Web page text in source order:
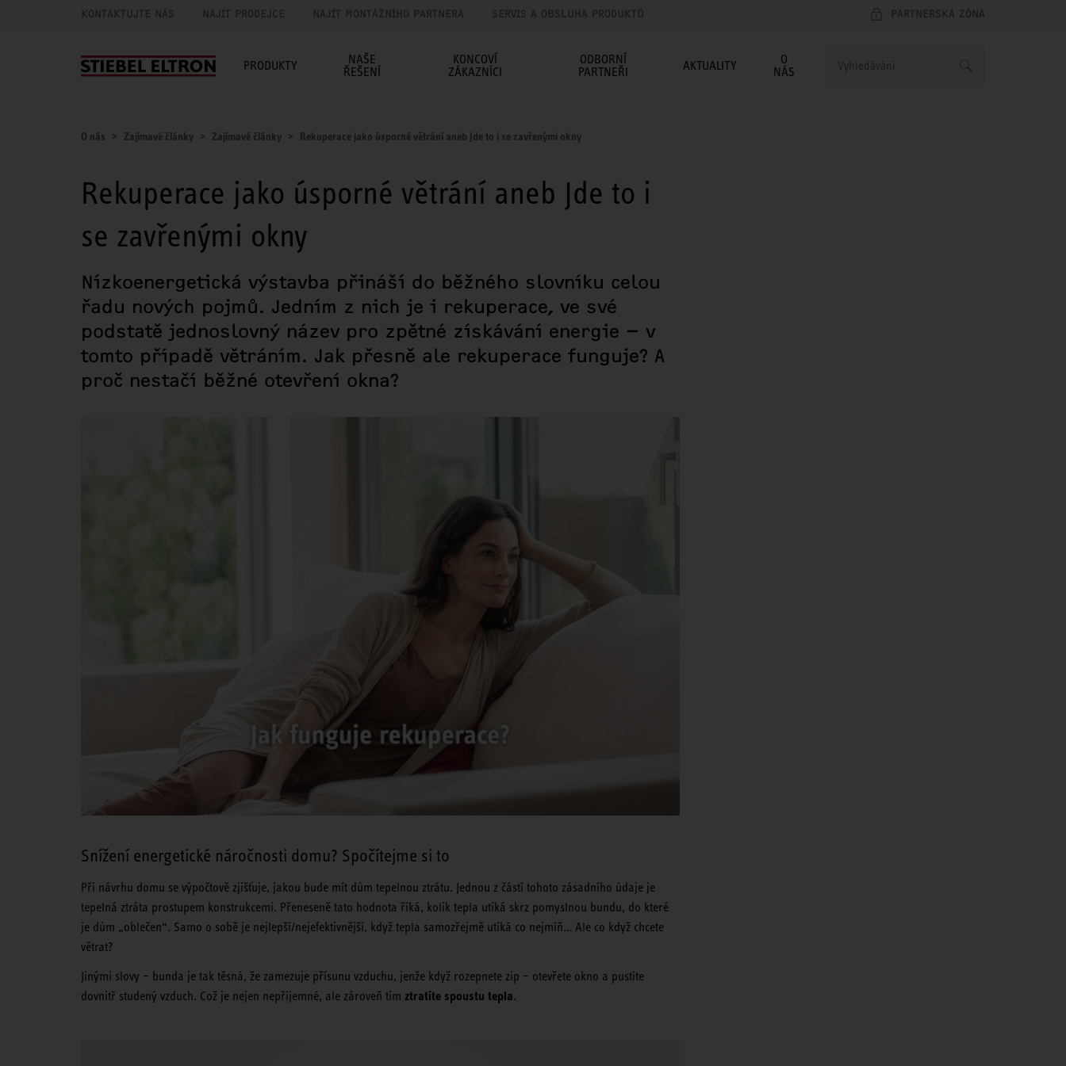
KONTAKTUJTE NÁS NAJÍT PRODEJCE NAJÍT MONTÁŽNÍHO PARTNERA SERVIS A OBSLUHA PRODUKTŮ PARTNERSKÁ ZÓNA
PRODUKTY
NAŠE
ŘEŠENÍ
KONCOVÍ
ZÁKAZNÍCI
ODBORNÍ
PARTNEŘI
AKTUALITY
O
NÁS
O nás Zajímavé články Zajímavé články Rekuperace jako úsporné větrání aneb Jde to i se zavřenými okny
Rekuperace jako úsporné větrání aneb Jde to i
se zavřenými okny
Nízkoenergetická výstavba přináší do běžného slovníku celou
řadu nových pojmů. Jedním z nich je i rekuperace, ve své
podstatě jednoslovný název pro zpětné získávání energie – v
tomto případě větráním. Jak přesně ale rekuperace funguje? A
proč nestačí běžné otevření okna?
Snížení energetické náročnosti domu? Spočítejme si to
Při návrhu domu se výpočtově zjišťuje, jakou bude mít dům tepelnou ztrátu. Jednou z částí tohoto zásadního údaje je
tepelná ztráta prostupem konstrukcemi. Přeneseně tato hodnota říká, kolik tepla utíká skrz pomyslnou bundu, do které
je dům „oblečen“. Samo o sobě je nejlepší/nejefektivnější, když tepla samozřejmě utíká co nejmíň… Ale co když chcete
větrat?
Jinými slovy – bunda je tak těsná, že zamezuje přísunu vzduchu, jenže když rozepnete zip – otevřete okno a pustíte
dovnitř studený vzduch. Což je nejen nepříjemné, ale zároveň tím ztratíte spoustu tepla.